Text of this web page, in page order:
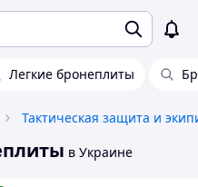
Легкие бронеплиты
Тактическая защита и
в Украине